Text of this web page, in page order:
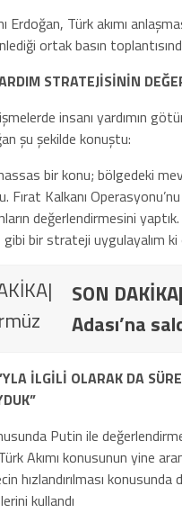
Erdoğan, Türk akımı
ortak basın
STRATEJİSİNİN
insanı yardımın
şu şekilde konuştu:
bir konu; bölgedeki
Fırat Kalkanı
değerlendirmesini
bir strateji uygulayalım ki
SON
Adası’na
İLGİLİ OLARAK DA
Putin ile
Akımı konusunun yine
hızlandırılması
kullandı